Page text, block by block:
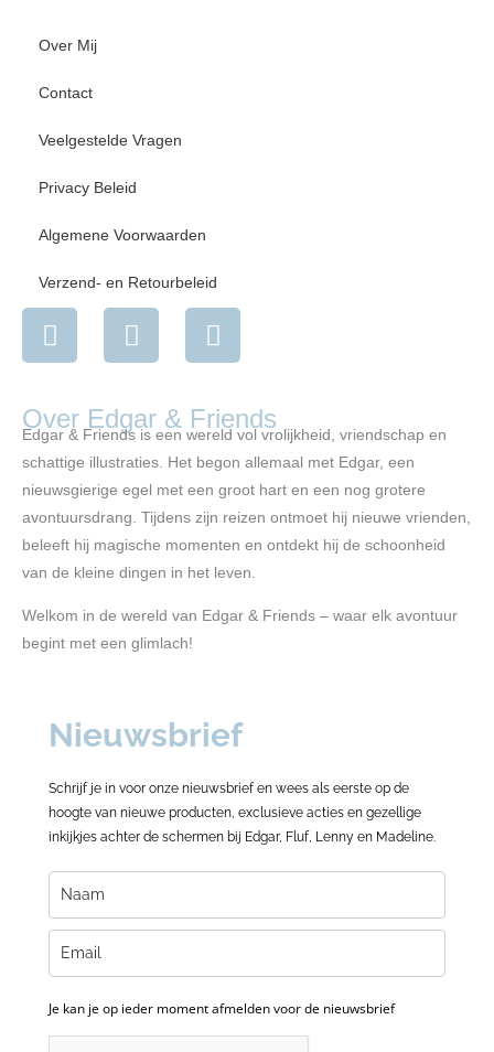
Over Mij
Contact
Veelgestelde Vragen
Privacy Beleid
Algemene Voorwaarden
Verzend- en Retourbeleid
I
n
a
g
r
a
m
F
a
b
o
o
k
Y
o
t
u
b
e
Over Edgar & Friends
Edgar & Friends is een wereld vol vrolijkheid, vriendschap en
schattige illustraties. Het begon allemaal met Edgar, een
nieuwsgierige egel met een groot hart en een nog grotere
avontuursdrang. Tijdens zijn reizen ontmoet hij nieuwe vrienden,
beleeft hij magische momenten en ontdekt hij de schoonheid
van de kleine dingen in het leven.
Welkom in de wereld van Edgar & Friends – waar elk avontuur
begint met een glimlach!
Nieuwsbrief
Schrijf je in voor onze nieuwsbrief en wees als eerste op de
hoogte van nieuwe producten, exclusieve acties en gezellige
inkijkjes achter de schermen bij Edgar, Fluf, Lenny en Madeline.
Je kan je op ieder moment afmelden voor de nieuwsbrief